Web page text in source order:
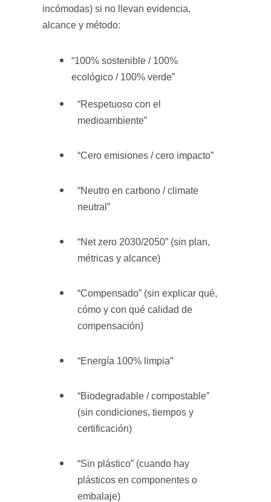
incómodas) si no llevan evidencia,
alcance y método:
“100% sostenible / 100%
ecológico / 100% verde”
“Respetuoso con el
medioambiente”
“Cero emisiones / cero impacto”
“Neutro en carbono / climate
neutral”
“Net zero 2030/2050” (sin plan,
métricas y alcance)
“Compensado” (sin explicar qué,
cómo y con qué calidad de
compensación)
“Energía 100% limpia”
“Biodegradable / compostable”
(sin condiciones, tiempos y
certificación)
“Sin plástico” (cuando hay
plásticos en componentes o
embalaje)